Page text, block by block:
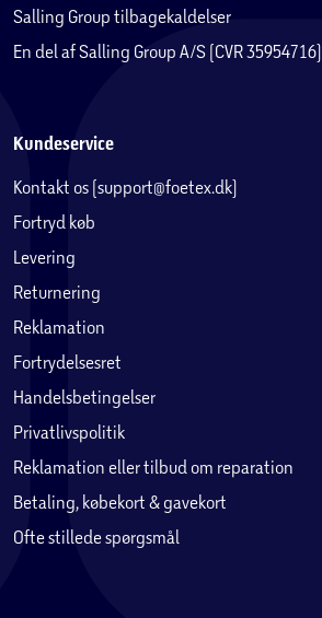
Salling Group tilbagekaldelser
En del af Salling Group A/S (CVR 35954716)
Kundeservice
Kontakt os (support@foetex.dk)
Fortryd køb
Levering
Returnering
Reklamation
Fortrydelsesret
Handelsbetingelser
Privatlivspolitik
Reklamation eller tilbud om reparation
Betaling, købekort & gavekort
Ofte stillede spørgsmål